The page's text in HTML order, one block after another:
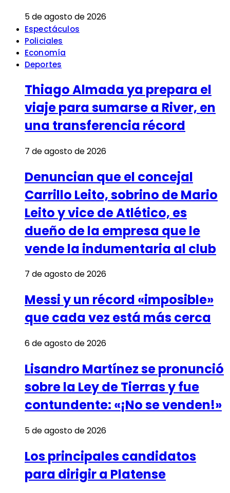
5 de agosto de 2026
Espectáculos
Policiales
Economía
Deportes
Thiago Almada ya prepara el
viaje para sumarse a River, en
una transferencia récord
7 de agosto de 2026
Denuncian que el concejal
Carrillo Leito, sobrino de Mario
Leito y vice de Atlético, es
dueño de la empresa que le
vende la indumentaria al club
7 de agosto de 2026
Messi y un récord «imposible»
que cada vez está más cerca
6 de agosto de 2026
Lisandro Martínez se pronunció
sobre la Ley de Tierras y fue
contundente: «¡No se venden!»
5 de agosto de 2026
Los principales candidatos
para dirigir a Platense